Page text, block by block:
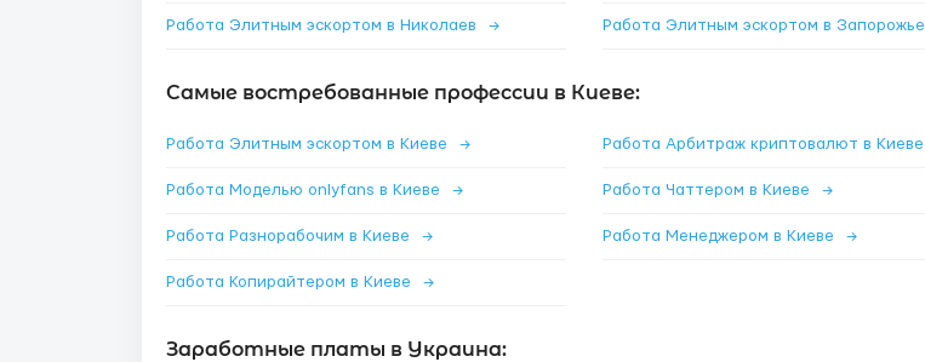
Работа Элитным эскортом в Николаев → Работа Элитным эскортом в Запорожье
Самые востребованные профессии в Киеве:
Работа Элитным эскортом в Киеве → Работа Арбитраж криптовалют в Киеве
Работа Моделью onlyfans в Киеве → Работа Чаттером в Киеве →
Работа Разнорабочим в Киеве → Работа Менеджером в Киеве →
Работа Копирайтером в Киеве →
Заработные платы в Украина: